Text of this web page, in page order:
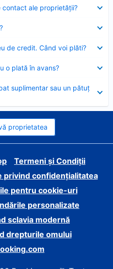
contact ale proprietății?
de credit. Când voi plăti?
o plată în avans?
suplimentar sau un pătuț
proprietatea
Termeni și Condiții
privind confidențialitatea
pentru cookie-uri
personalizate
sclavia modernă
drepturile omului